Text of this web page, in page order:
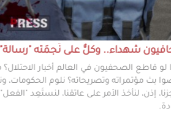
شهداء.. وكلٌّ على نَجمَته
لو قاطع الصحفيون في العالم أخبار الاحتلال؟
بث مؤتمراته وتصريحاته؟ نلوم الحكومات،
إذن، لنأخذ الأمر على عاتقنا، لنستَعِد